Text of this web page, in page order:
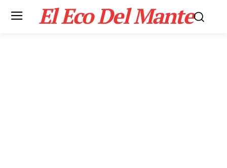
El Eco Del Mante